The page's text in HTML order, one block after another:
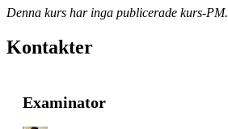
Denna kurs har inga publicerade kurs-PM.
Kontakter
Examinator